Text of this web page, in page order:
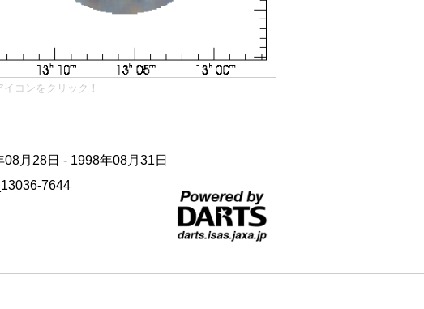
コンをクリック！
08月28日 - 1998年08月31日
7644